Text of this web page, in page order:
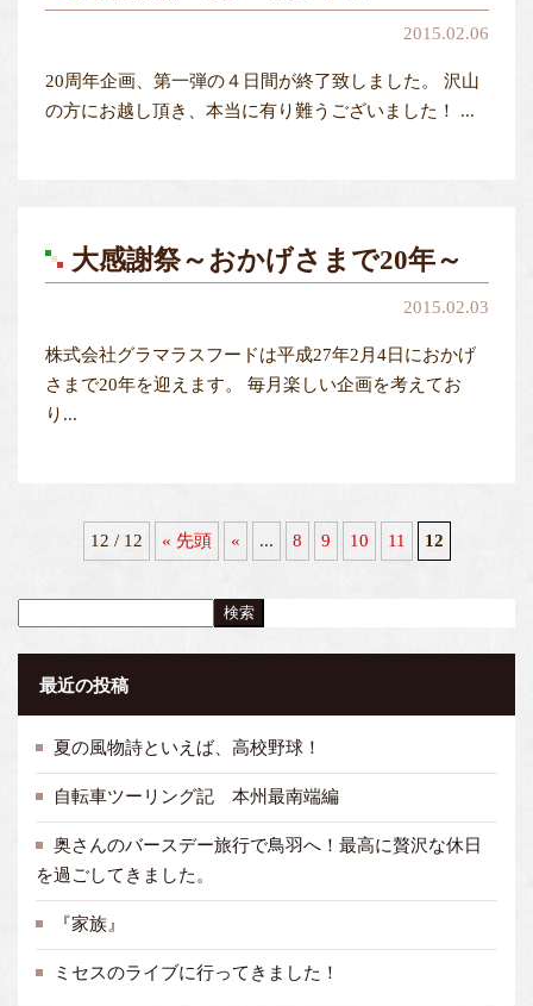
2015.02.06
20周年企画、第一弾の４日間が終了致しました。 沢山
の方にお越し頂き、本当に有り難うございました！ ...
大感謝祭～おかげさまで20年～
2015.02.03
株式会社グラマラスフードは平成27年2月4日におかげ
さまで20年を迎えます。 毎月楽しい企画を考えてお
り...
12 / 12 « 先頭 « ... 8 9 10 11 12
検索
最近の投稿
夏の風物詩といえば、高校野球！
自転車ツーリング記 本州最南端編
奥さんのバースデー旅行で鳥羽へ！最高に贅沢な休日
を過ごしてきました。
『家族』
ミセスのライブに行ってきました！